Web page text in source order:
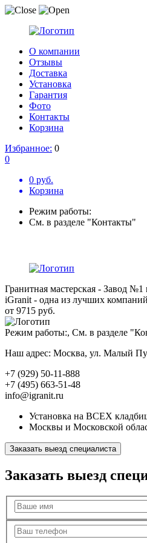
О компании
Отзывы
Доставка
Установка
Гарантия
Фото
Контакты
Корзина
Избранное: 0
0
0 руб.
Корзина
Режим работы:
См. в разделе "Контакты"
Гранитная мастерская - Завод
iGranit - одна из лучших
от 9715 руб.
Режим работы:, См. в разделе
Наш адрес: Москва, ул. Малый
+7 (929) 50-11-888
+7 (495) 663-51-48
info@igranit.ru
Установка на ВСЕХ
Москвы и Московской
Заказать выезд специалиста
Заказать выезд